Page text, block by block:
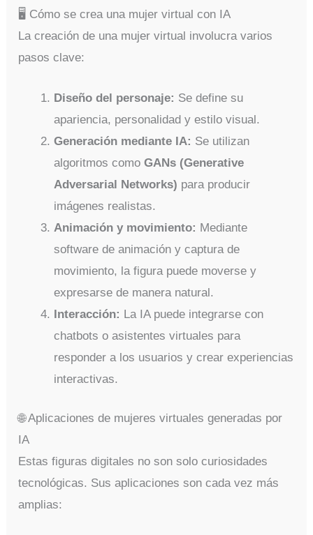
🖥️ Cómo se crea una mujer virtual con IA
La creación de una mujer virtual involucra varios
pasos clave:
Diseño del personaje: Se define su
apariencia, personalidad y estilo visual.
Generación mediante IA: Se utilizan
algoritmos comoGANs (Generative
Adversarial Networks) para producir
imágenes realistas.
Animación y movimiento: Mediante
software de animación y captura de
movimiento, la figura puede moverse y
expresarse de manera natural.
Interacción: La IA puede integrarse con
chatbots o asistentes virtuales para
responder a los usuarios y crear experiencias
interactivas.
🌐 Aplicaciones de mujeres virtuales generadas por
IA
Estas figuras digitales no son solo curiosidades
tecnológicas. Sus aplicaciones son cada vez más
amplias: